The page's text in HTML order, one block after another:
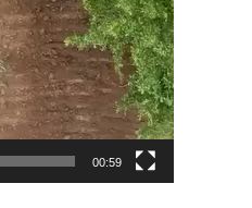
00:59